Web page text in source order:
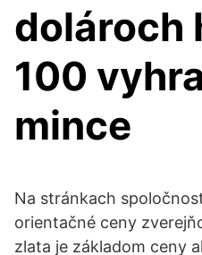
dolároch
100
mince
Na stránkach
orientačné ceny
zlata je základom ceny